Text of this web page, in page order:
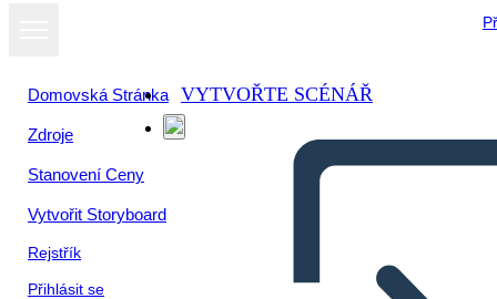
Domovská Stránka
Zdroje
Stanovení Ceny
Vytvořit Storyboard
Rejstřík
Přihlásit se
VYTVOŘTE SCÉNÁŘ